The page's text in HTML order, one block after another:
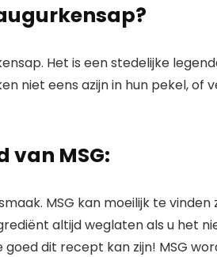
Het is een stedelijke
niet eens azijn in hun pekel, of
van MSG:
MSG kan moeilijk te vinden
altijd weglaten als u het
dit recept kan zijn! MSG